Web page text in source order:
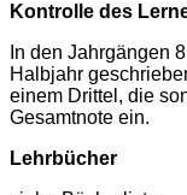
Kontrolle des
In den Jahrgängen
Halbjahr
einem Drittel, die
Gesamtnote ein.
Lehrbücher